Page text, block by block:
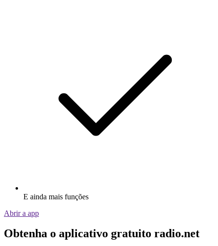
E ainda mais funções
Abrir a app
Obtenha o aplicativo gratuito radio.net